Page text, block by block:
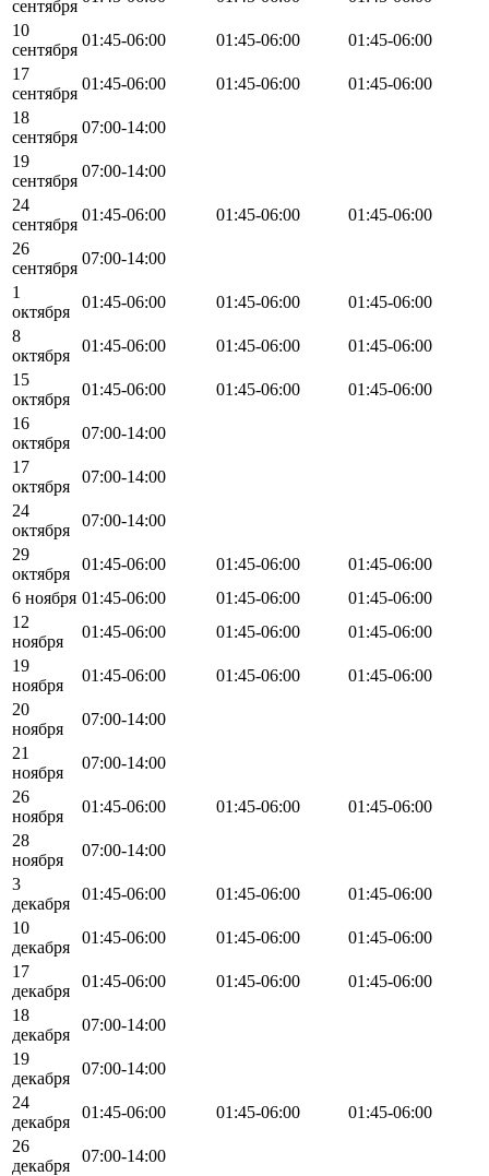
сентября
10
сентября
01:45-06:00 01:45-06:00
01:45-06:00
17
сентября
01:45-06:00 01:45-06:00
01:45-06:00
18
сентября
07:00-14:00
19
сентября
07:00-14:00
24
сентября
01:45-06:00 01:45-06:00
01:45-06:00
26
сентября
07:00-14:00
1
октября
01:45-06:00 01:45-06:00
01:45-06:00
8
октября
01:45-06:00 01:45-06:00
01:45-06:00
15
октября
01:45-06:00 01:45-06:00
01:45-06:00
16
октября
07:00-14:00
17
октября
07:00-14:00
24
октября
07:00-14:00
29
октября
01:45-06:00 01:45-06:00
01:45-06:00
6 ноября 01:45-06:00 01:45-06:00
01:45-06:00
12
ноября
01:45-06:00 01:45-06:00
01:45-06:00
19
ноября
01:45-06:00 01:45-06:00
01:45-06:00
20
ноября
07:00-14:00
21
ноября
07:00-14:00
26
ноября
01:45-06:00 01:45-06:00
01:45-06:00
28
ноября
07:00-14:00
3
декабря
01:45-06:00 01:45-06:00
01:45-06:00
10
декабря
01:45-06:00 01:45-06:00
01:45-06:00
17
декабря
01:45-06:00 01:45-06:00
01:45-06:00
18
декабря
07:00-14:00
19
декабря
07:00-14:00
24
декабря
01:45-06:00 01:45-06:00
01:45-06:00
26
декабря
07:00-14:00